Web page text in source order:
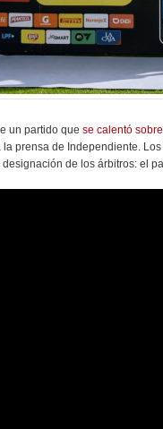
un partido que se calentó
prensa de Independiente.
de los árbitros: el